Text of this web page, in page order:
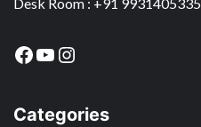
Facebook
YouTube
Instagram
Categories